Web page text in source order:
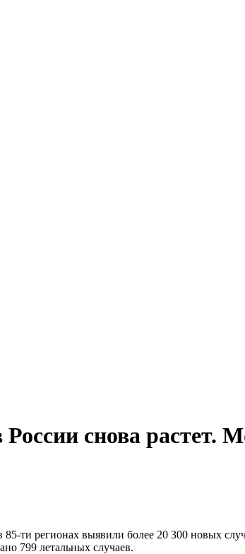
снова растет.
85-ти регионах выявили более 20 300 новых
799 летальных случаев.